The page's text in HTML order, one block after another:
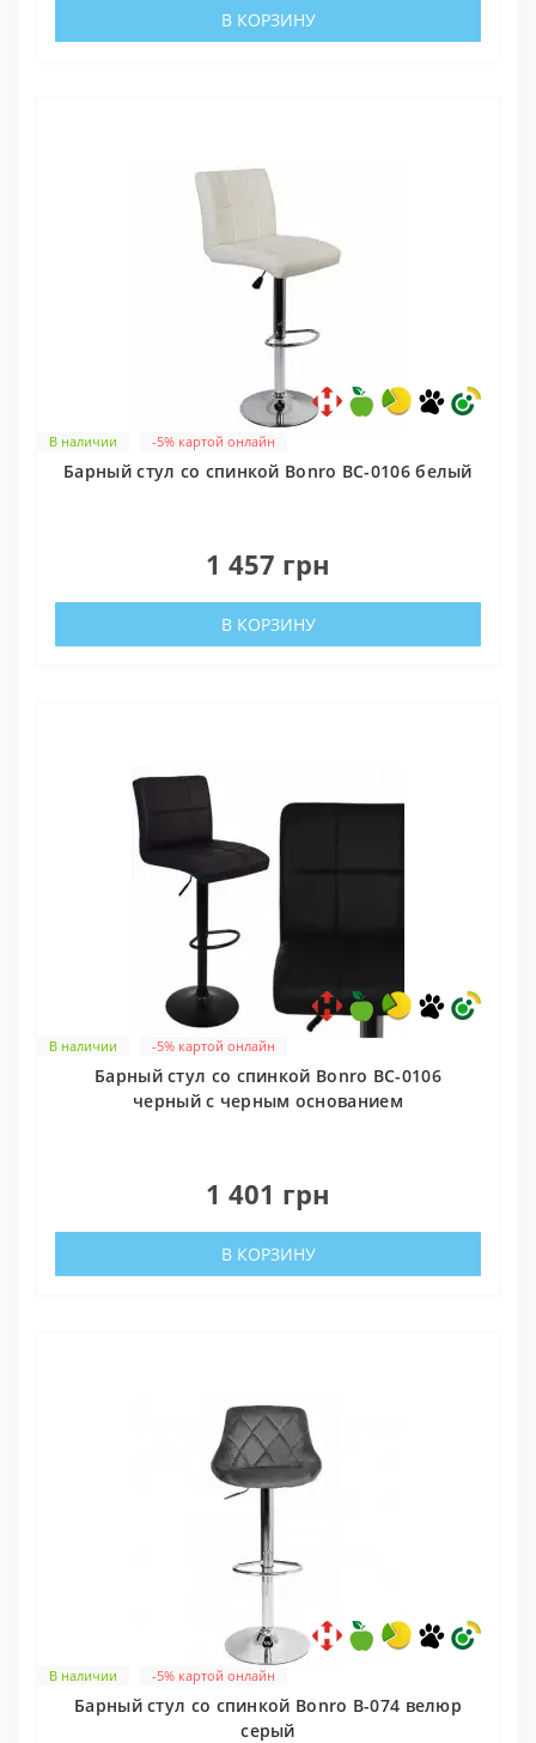
В КОРЗИНУ
В наличии -5% картой онлайн
Барный стул со спинкой Bonro BC-0106 белый
1 457 грн
В КОРЗИНУ
В наличии -5% картой онлайн
Барный стул со спинкой Bonro BC-0106
черный с черным основанием
1 401 грн
В КОРЗИНУ
В наличии -5% картой онлайн
Барный стул со спинкой Bonro B-074 велюр
серый